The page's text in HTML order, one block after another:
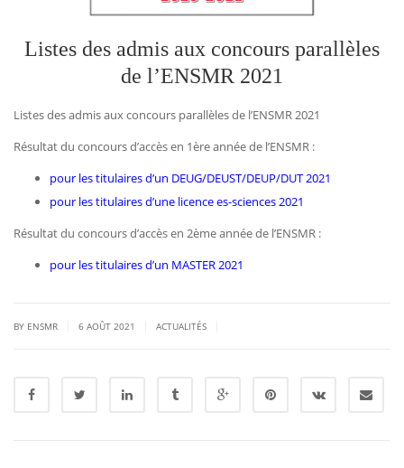
Listes des admis aux concours parallèles
de l’ENSMR 2021
Listes des admis aux concours parallèles de l’ENSMR 2021
Résultat du concours d’accès en 1ère année de l’ENSMR :
pour les titulaires d’un DEUG/DEUST/DEUP/DUT 2021
pour les titulaires d’une licence es-sciences 2021
Résultat du concours d’accès en 2ème année de l’ENSMR :
pour les titulaires d’un MASTER 2021
BY ENSMR 6 AOÛT 2021 ACTUALITÉS